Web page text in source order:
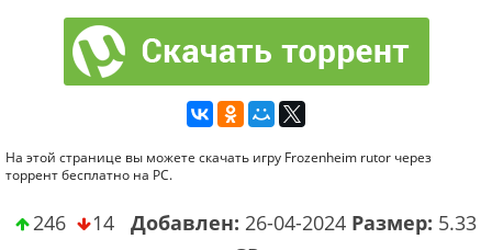
На этой странице вы можете скачать игру Frozenheim rutor через
торрент бесплатно на PC.
246 14 Добавлен: 26-04-2024 Размер: 5.33